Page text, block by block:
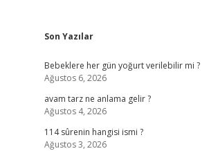
Sidebar
Son Yazılar
Bebeklere her gün yoğurt verilebilir mi ?
Ağustos 6, 2026
avam tarz ne anlama gelir ?
Ağustos 4, 2026
114 sûrenin hangisi ismi ?
Ağustos 3, 2026